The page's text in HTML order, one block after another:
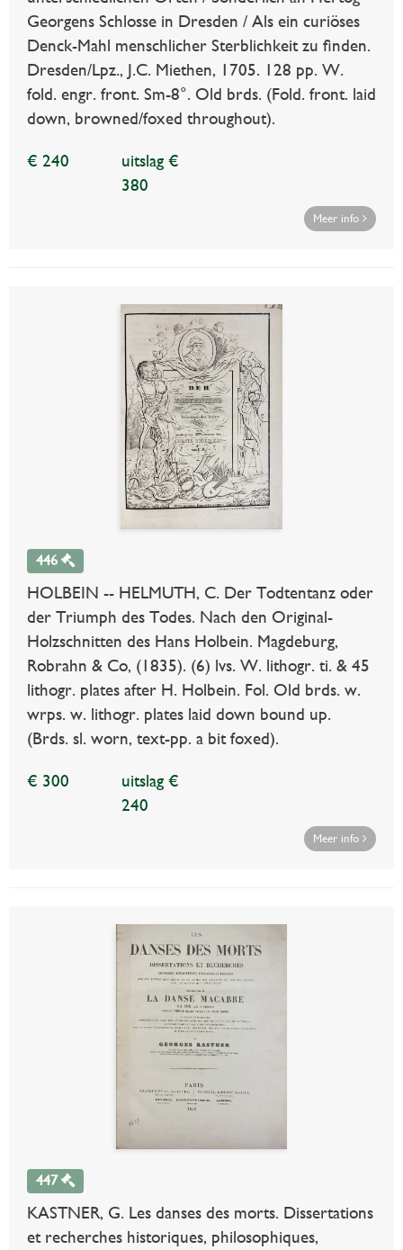
Georgens Schlosse in Dresden / Als ein curiöses
Denck-Mahl menschlicher Sterblichkeit zu finden.
Dresden/Lpz., J.C. Miethen, 1705. 128 pp. W.
fold. engr. front. Sm-8°. Old brds. (Fold. front. laid
down, browned/foxed throughout).
€ 240
uitslag €
380
Meer info
446
HOLBEIN -- HELMUTH, C. Der Todtentanz oder
der Triumph des Todes. Nach den Original-
Holzschnitten des Hans Holbein. Magdeburg,
Robrahn & Co, (1835). (6) lvs. W. lithogr. ti. & 45
lithogr. plates after H. Holbein. Fol. Old brds. w.
wrps. w. lithogr. plates laid down bound up.
(Brds. sl. worn, text-pp. a bit foxed).
€ 300
uitslag €
240
Meer info
447
KASTNER, G. Les danses des morts. Dissertations
et recherches historiques, philosophiques,